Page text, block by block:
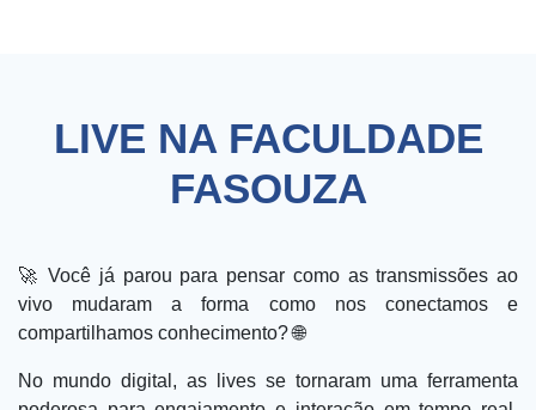
LIVE NA FACULDADE
FASOUZA
🚀 Você já parou para pensar como as transmissões ao
vivo mudaram a forma como nos conectamos e
compartilhamos conhecimento? 🌐
No mundo digital, as lives se tornaram uma ferramenta